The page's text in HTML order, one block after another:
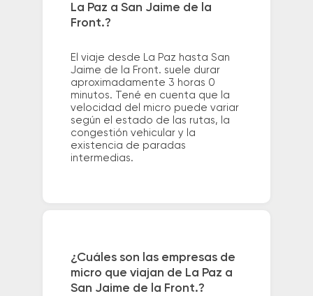
La Paz a San Jaime de la
Front.?
El viaje desde La Paz hasta San
Jaime de la Front. suele durar
aproximadamente 3 horas 0
minutos. Tené en cuenta que la
velocidad del micro puede variar
según el estado de las rutas, la
congestión vehicular y la
existencia de paradas
intermedias.
¿Cuáles son las empresas de
micro que viajan de La Paz a
San Jaime de la Front.?